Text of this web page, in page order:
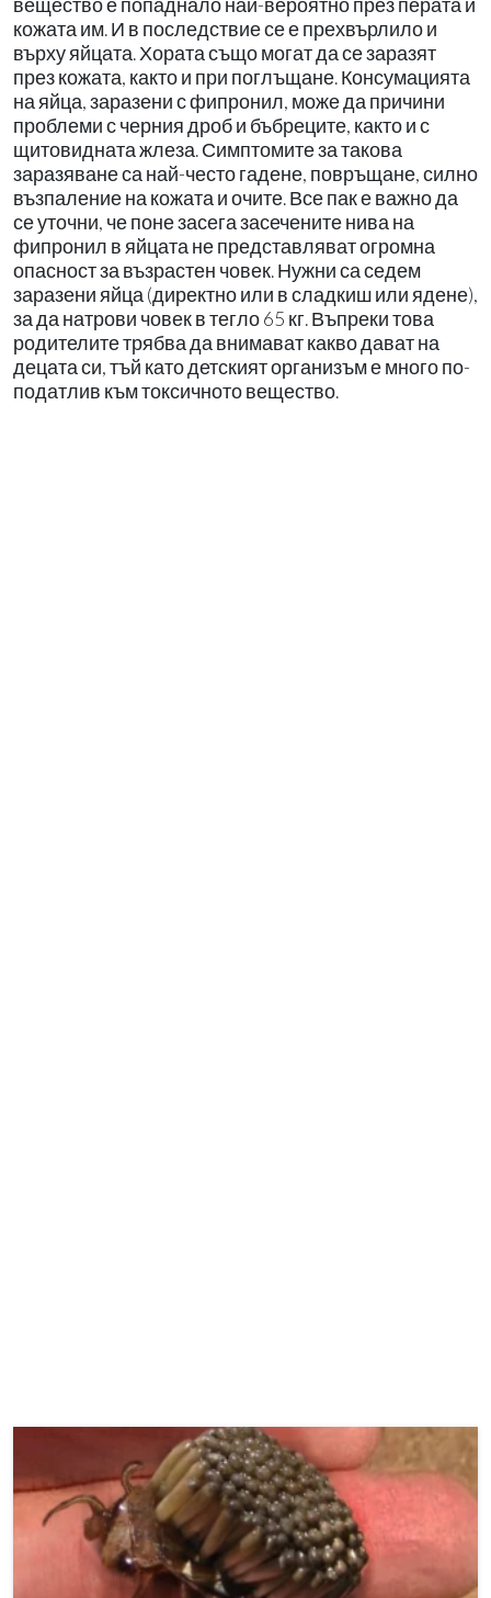
кожата им. И в последствие се е прехвърлило и
върху яйцата. Хората също могат да се заразят
през кожата, както и при поглъщане. Консумацията
на яйца, заразени с фипронил, може да причини
проблеми с черния дроб и бъбреците, както и с
щитовидната жлеза. Симптомите за такова
заразяване са най-често гадене, повръщане, силно
възпаление на кожата и очите. Все пак е важно да
се уточни, че поне засега засечените нива на
фипронил в яйцата не представляват огромна
опасност за възрастен човек. Нужни са седем
заразени яйца (директно или в сладкиш или ядене),
за да натрови човек в тегло 65 кг. Въпреки това
родителите трябва да внимават какво дават на
децата си, тъй като детският организъм е много по-
податлив към токсичното вещество.